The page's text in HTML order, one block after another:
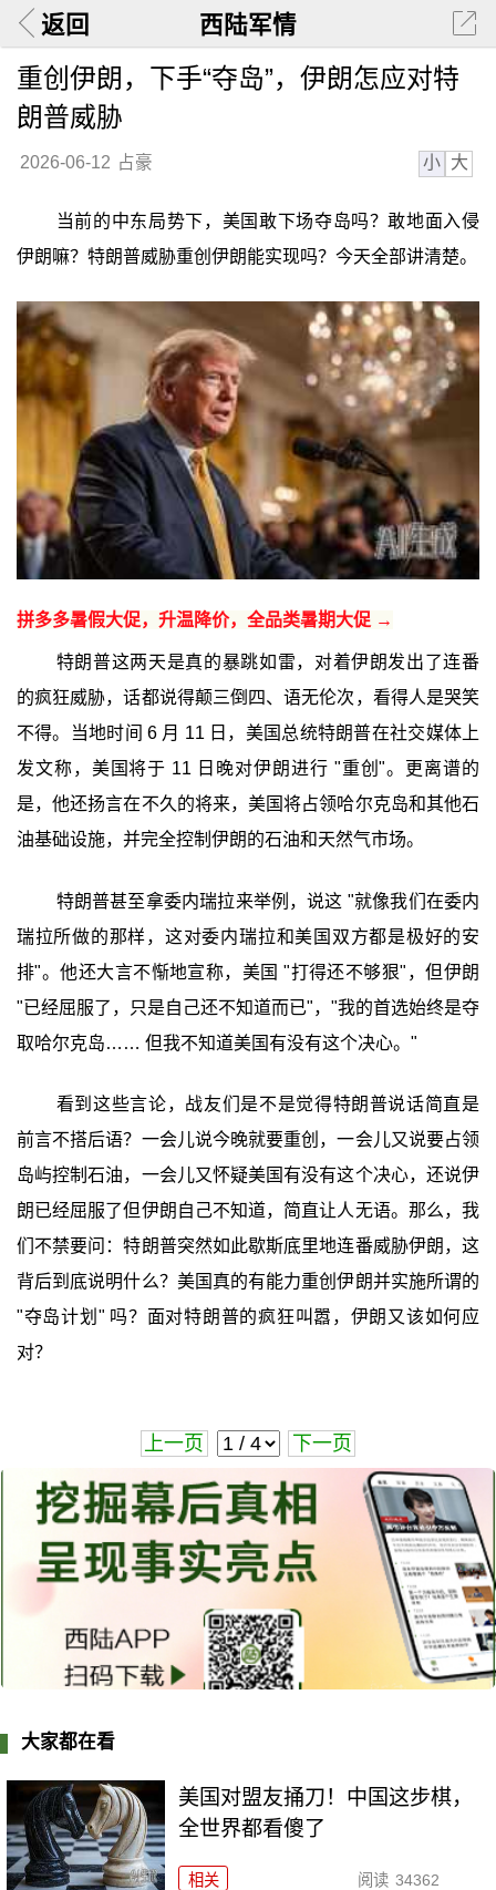
返回 西陆军情
重创伊朗，下手“夺岛”，伊朗怎应对特
朗普威胁
2026-06-12 占豪 小 大
当前的中东局势下，美国敢下场夺岛吗？敢地面入侵
伊朗嘛？特朗普威胁重创伊朗能实现吗？今天全部讲清楚。
拼多多暑假大促，升温降价，全品类暑期大促 →
特朗普这两天是真的暴跳如雷，对着伊朗发出了连番
的疯狂威胁，话都说得颠三倒四、语无伦次，看得人是哭笑
不得。当地时间 6 月 11 日，美国总统特朗普在社交媒体上
发文称，美国将于 11 日晚对伊朗进行 "重创"。更离谱的
是，他还扬言在不久的将来，美国将占领哈尔克岛和其他石
油基础设施，并完全控制伊朗的石油和天然气市场。
特朗普甚至拿委内瑞拉来举例，说这 "就像我们在委内
瑞拉所做的那样，这对委内瑞拉和美国双方都是极好的安
排"。他还大言不惭地宣称，美国 "打得还不够狠"，但伊朗
"已经屈服了，只是自己还不知道而已"，"我的首选始终是夺
取哈尔克岛…… 但我不知道美国有没有这个决心。"
看到这些言论，战友们是不是觉得特朗普说话简直是
前言不搭后语？一会儿说今晚就要重创，一会儿又说要占领
岛屿控制石油，一会儿又怀疑美国有没有这个决心，还说伊
朗已经屈服了但伊朗自己不知道，简直让人无语。那么，我
们不禁要问：特朗普突然如此歇斯底里地连番威胁伊朗，这
背后到底说明什么？美国真的有能力重创伊朗并实施所谓的
"夺岛计划" 吗？面对特朗普的疯狂叫嚣，伊朗又该如何应
对？
上一页 下一页
大家都在看
美国对盟友捅刀！中国这步棋，
全世界都看傻了
相关 阅读 34362